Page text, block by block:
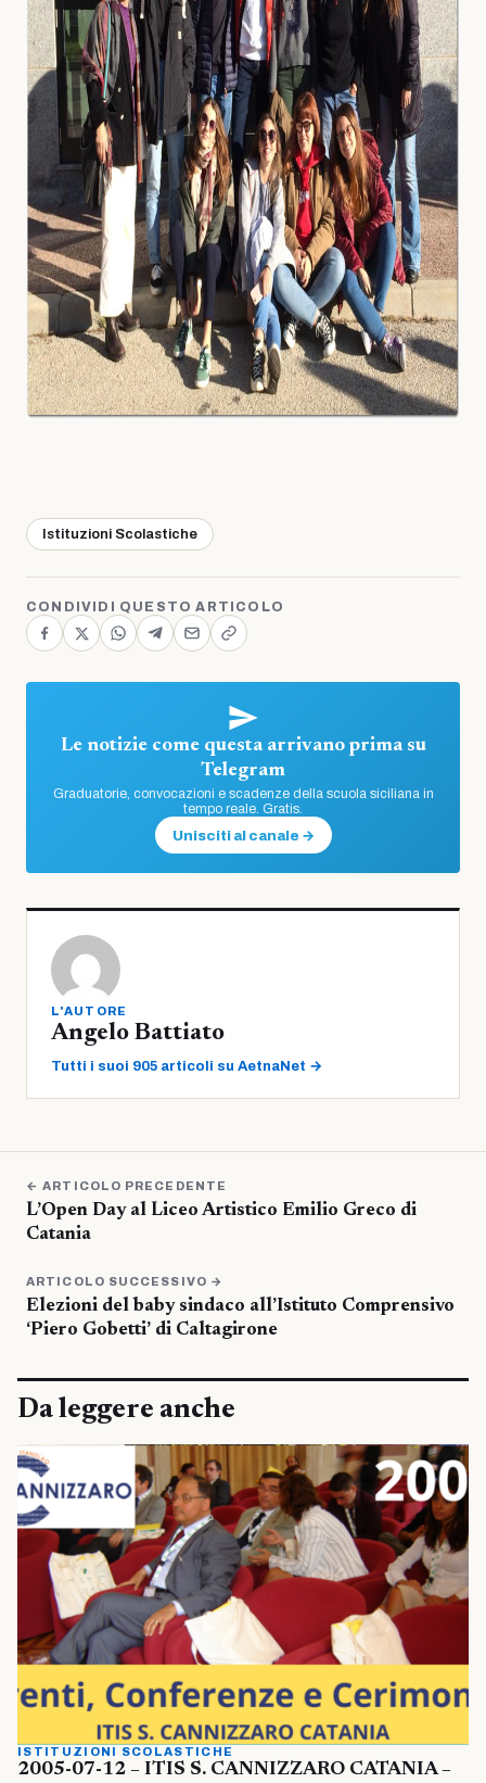
Istituzioni Scolastiche
CONDIVIDI QUESTO ARTICOLO
Le notizie come questa arrivano prima su
Telegram
Graduatorie, convocazioni e scadenze della scuola siciliana in
tempo reale. Gratis.
Unisciti al canale →
L'AUTORE
Angelo Battiato
Tutti i suoi 905 articoli su AetnaNet →
← ARTICOLO PRECEDENTE
L’Open Day al Liceo Artistico Emilio Greco di
Catania
ARTICOLO SUCCESSIVO →
Elezioni del baby sindaco all’Istituto Comprensivo
‘Piero Gobetti’ di Caltagirone
Da leggere anche
ISTITUZIONI SCOLASTICHE
2005-07-12 – ITIS S. CANNIZZARO CATANIA –